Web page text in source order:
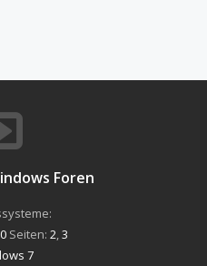
Foren
Seiten: 2 3
7